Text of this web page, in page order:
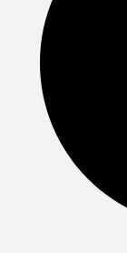
Công nghệ kháng
Công nghệ khử
Tourmaline có
quả từ thực